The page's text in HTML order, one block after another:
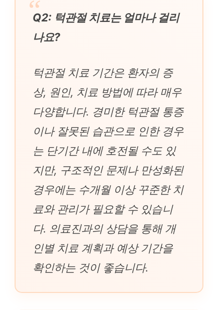
Q2: 턱관절 치료는 얼마나 걸리
나요?
턱관절 치료 기간은 환자의 증
상, 원인, 치료 방법에 따라 매우
다양합니다. 경미한 턱관절 통증
이나 잘못된 습관으로 인한 경우
는 단기간 내에 호전될 수도 있
지만, 구조적인 문제나 만성화된
경우에는 수개월 이상 꾸준한 치
료와 관리가 필요할 수 있습니
다. 의료진과의 상담을 통해 개
인별 치료 계획과 예상 기간을
확인하는 것이 좋습니다.